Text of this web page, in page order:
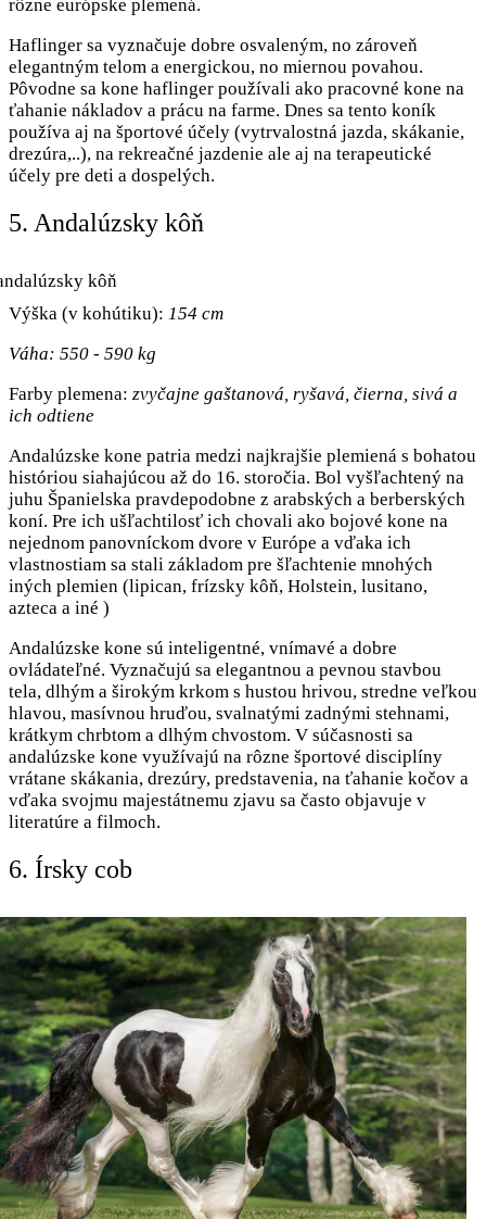
rôzne európske plemená.
Haflinger sa vyznačuje dobre osvaleným, no zároveň
elegantným telom a energickou, no miernou povahou.
Pôvodne sa kone haflinger používali ako pracovné kone na
ťahanie nákladov a prácu na farme. Dnes sa tento koník
používa aj na športové účely (vytrvalostná jazda, skákanie,
drezúra,..), na rekreačné jazdenie ale aj na terapeutické
účely pre deti a dospelých.
5. Andalúzsky kôň
Výška (v kohútiku): 154 cm
Váha: 550 - 590 kg
Farby plemena: zvyčajne gaštanová, ryšavá, čierna, sivá a
ich odtiene
Andalúzske kone patria medzi najkrajšie plemiená s bohatou
históriou siahajúcou až do 16. storočia. Bol vyšľachtený na
juhu Španielska pravdepodobne z arabských a berberských
koní. Pre ich ušľachtilosť ich chovali ako bojové kone na
nejednom panovníckom dvore v Európe a vďaka ich
vlastnostiam sa stali základom pre šľachtenie mnohých
iných plemien (lipican, frízsky kôň, Holstein, lusitano,
azteca a iné )
Andalúzske kone sú inteligentné, vnímavé a dobre
ovládateľné. Vyznačujú sa elegantnou a pevnou stavbou
tela, dlhým a širokým krkom s hustou hrivou, stredne veľkou
hlavou, masívnou hruďou, svalnatými zadnými stehnami,
krátkym chrbtom a dlhým chvostom. V súčasnosti sa
andalúzske kone využívajú na rôzne športové disciplíny
vrátane skákania, drezúry, predstavenia, na ťahanie kočov a
vďaka svojmu majestátnemu zjavu sa často objavuje v
literatúre a filmoch.
6. Írsky cob